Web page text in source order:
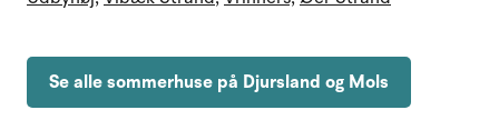
Se alle sommerhuse på Djursland og Mols